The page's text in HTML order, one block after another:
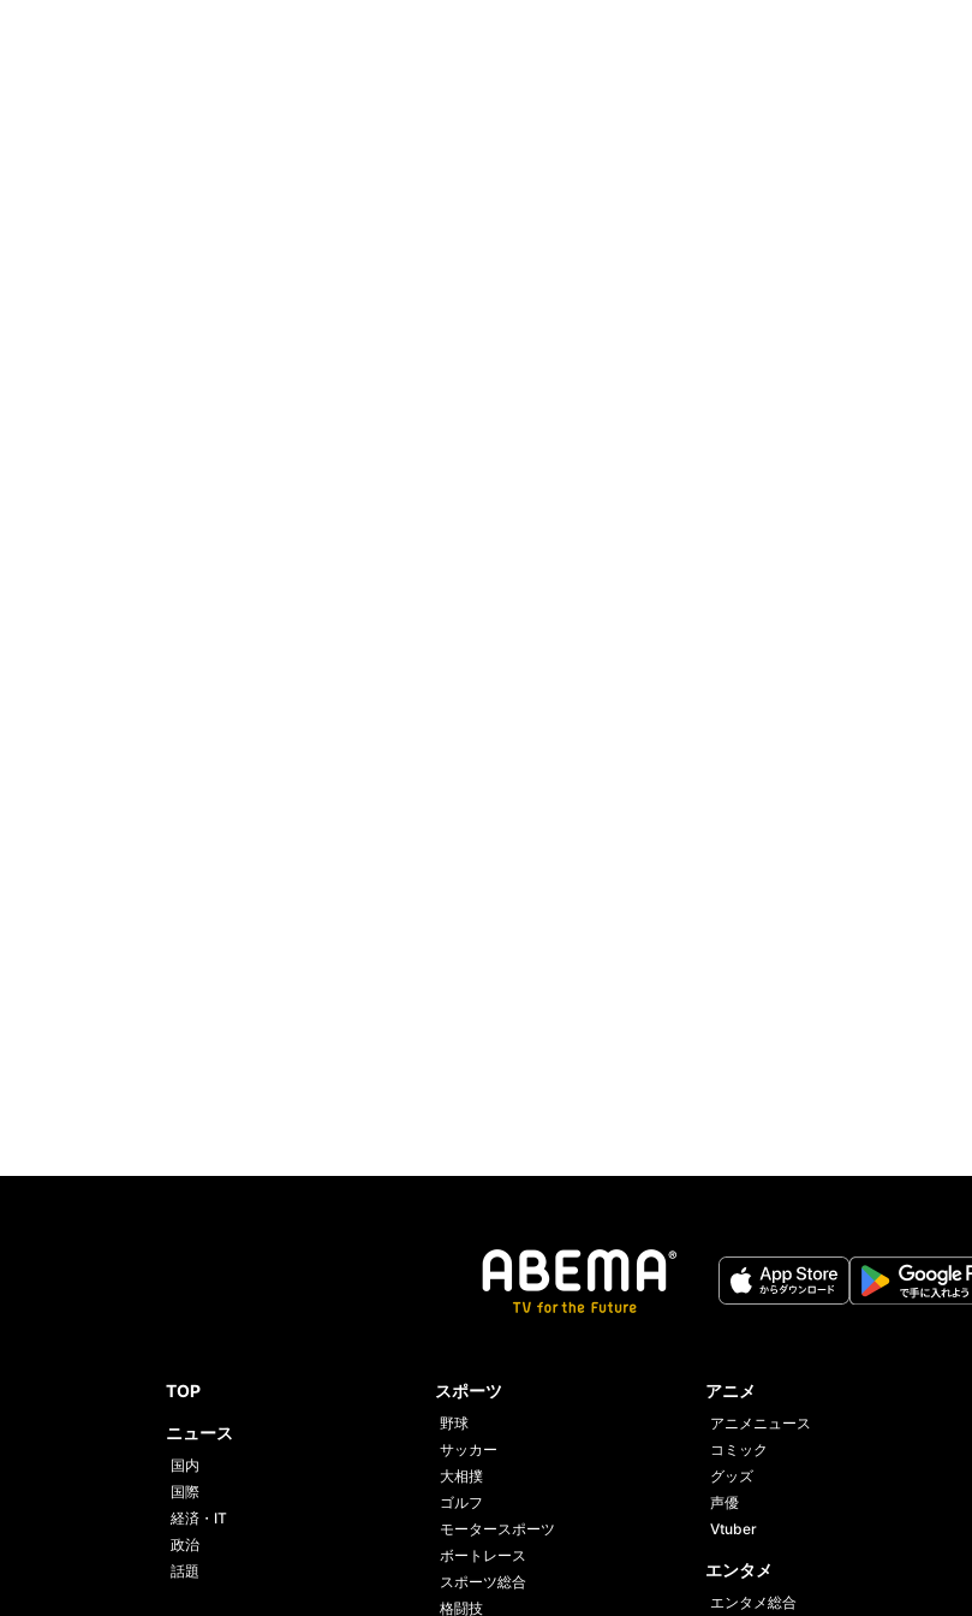
TOP
ニュース
国内
国際
経済・IT
政治
話題
スポーツ
野球
サッカー
大相撲
ゴルフ
モータースポーツ
ボートレース
スポーツ総合
格闘技
アニメ
アニメニュース
コミック
グッズ
声優
Vtuber
エンタメ
エンタメ総合